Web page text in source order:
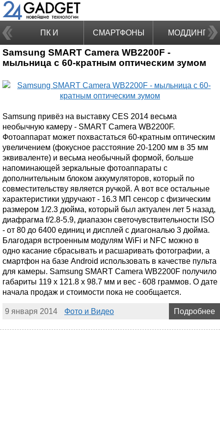
ПК И
НОУТБУКИ
СМАРТФОНЫ МОДДИНГ
Samsung SMART Camera WB2200F -
мыльница с 60-кратным оптическим зумом
Samsung привёз на выставку CES 2014 весьма
необычную камеру - SMART Camera WB2200F.
Фотоаппарат может похвастаться 60-кратным оптическим
увеличением (фокусное расстояние 20-1200 мм в 35 мм
эквиваленте) и весьма необычный формой, больше
напоминающей зеркальные фотоаппараты с
дополнительным блоком аккумуляторов, который по
совместительству является ручкой. А вот все остальные
характеристики удручают - 16.3 МП сенсор с физическим
размером 1/2.3 дюйма, который был актуален лет 5 назад,
диафрагма f/2.8-5.9, диапазон светочувствительности ISO
- от 80 до 6400 единиц и дисплей с диагональю 3 дюйма.
Благодаря встроенным модулям WiFi и NFC можно в
одно касание сбрасывать и расшаривать фотографии, а
смартфон на базе Android использовать в качестве пульта
для камеры. Samsung SMART Camera WB2200F получило
габариты 119 х 121.8 х 98.7 мм и вес - 608 граммов. О дате
начала продаж и стоимости пока не сообщается.
9 января 2014 Фото и Видео Подробнее